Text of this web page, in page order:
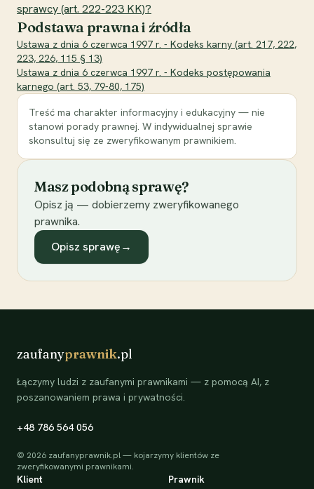
sprawcy (art. 222-223 KK)?
Podstawa prawna i źródła
Ustawa z dnia 6 czerwca 1997 r. - Kodeks karny (art. 217, 222,
223, 226, 115 § 13)
Ustawa z dnia 6 czerwca 1997 r. - Kodeks postępowania
karnego (art. 53, 79-80, 175)
Treść ma charakter informacyjny i edukacyjny — nie
stanowi porady prawnej. W indywidualnej sprawie
skonsultuj się ze zweryfikowanym prawnikiem.
Masz podobną sprawę?
Opisz ją — dobierzemy zweryfikowanego
prawnika.
Opisz sprawę→
zaufanyprawnik.pl
Łączymy ludzi z zaufanymi prawnikami — z pomocą AI, z
poszanowaniem prawa i prywatności.
+48 786 564 056
© 2026 zaufanyprawnik.pl — kojarzymy klientów ze
zweryfikowanymi prawnikami.
Klient Prawnik